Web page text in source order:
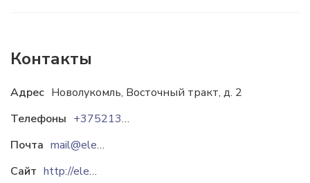
Контакты
Адрес Новолукомль, Восточный тракт, д. 2
Телефоны
+375213366223
Почта
mail@elektro-stal.by
Сайт
http://elektro-stal.by